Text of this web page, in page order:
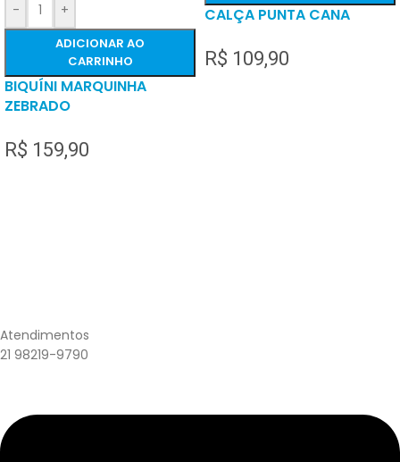
- +
ADICIONAR AO
CARRINHO
BIQUÍNI MARQUINHA
ZEBRADO
R$ 159,90
CALÇA PUNTA CANA
R$ 109,90
Atendimentos
21 98219-9790